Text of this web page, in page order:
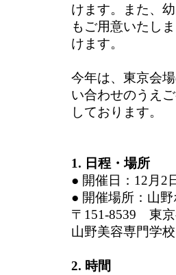
けます。また、
もご用意いたし
けます。
今年は、東京会
い合わせのうえ
しております。
1. 日程・場所
● 開催日：12月2
● 開催場所：山
〒151-8539 東京
山野美容専門学
2. 時間